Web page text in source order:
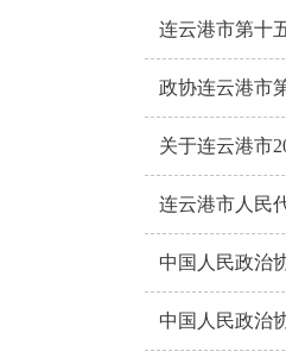
连云港市第十
政协连云港市
关于连云港市
连云港市人民
中国人民政治
中国人民政治